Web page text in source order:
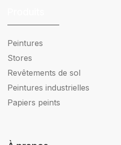
Peintures
Stores
Revêtements de sol
Peintures industrielles
Papiers peints